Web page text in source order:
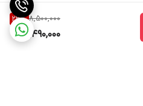
8,500,000
23%
6,490,000